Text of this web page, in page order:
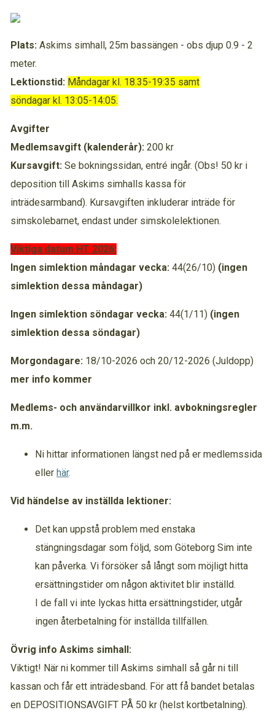
Plats: Askims simhall, 25m bassängen - obs djup 0.9 - 2
meter.
Lektionstid: Måndagar kl. 18.35-19:35 samt
söndagar kl. 13:05-14:05.
Avgifter
Medlemsavgift (kalenderår): 200 kr
Kursavgift: Se bokningssidan, entré ingår. (Obs! 50 kr i
deposition till Askims simhalls kassa för
inträdesarmband). Kursavgiften inkluderar inträde för
simskolebarnet, endast under simskolelektionen.
Viktiga datum HT 2026:
Ingen simlektion måndagar vecka: 44(26/10) (ingen
simlektion dessa måndagar)
Ingen simlektion söndagar vecka: 44(1/11) (ingen
simlektion dessa söndagar)
Morgondagare: 18/10-2026 och 20/12-2026 (Juldopp)
mer info kommer
Medlems- och användarvillkor inkl. avbokningsregler
m.m.
Ni hittar informationen längst ned på er medlemssida
eller här.
Vid händelse av inställda lektioner:
Det kan uppstå problem med enstaka
stängningsdagar som följd, som Göteborg Sim inte
kan påverka. Vi försöker så långt som möjligt hitta
ersättningstider om någon aktivitet blir inställd.
I de fall vi inte lyckas hitta ersättningstider, utgår
ingen återbetalning för inställda tillfällen.
Övrig info Askims simhall:
Viktigt! När ni kommer till Askims simhall så går ni till
kassan och får ett inträdesband. För att få bandet betalas
en DEPOSITIONSAVGIFT PÅ 50 kr (helst kortbetalning).